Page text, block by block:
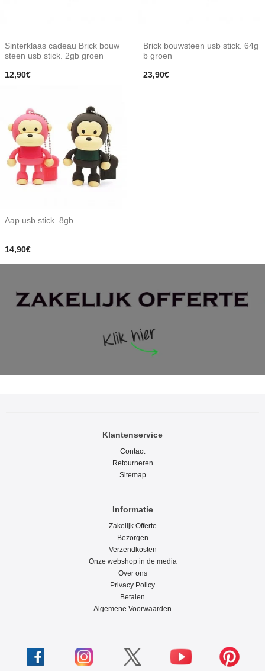
Sinterklaas cadeau Brick bouw
steen usb stick. 2gb groen
12,90€
Brick bouwsteen usb stick. 64g
b groen
23,90€
Aap usb stick. 8gb
14,90€
Klantenservice
Contact
Retourneren
Sitemap
Informatie
Zakelijk Offerte
Bezorgen
Verzendkosten
Onze webshop in de media
Over ons
Privacy Policy
Betalen
Algemene Voorwaarden